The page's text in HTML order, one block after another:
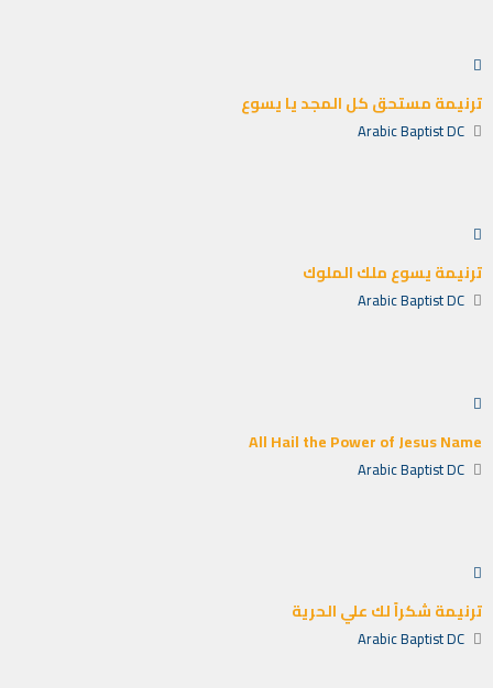
ترنيمة مستحق كل المجد يا يسوع
Arabic Baptist DC
ترنيمة يسوع ملك الملوك
Arabic Baptist DC
All Hail the Power of Jesus Name
Arabic Baptist DC
ترنيمة شكراً لك علي الحرية
Arabic Baptist DC